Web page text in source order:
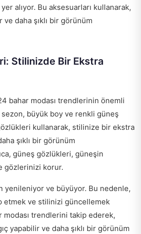
alıyor. Bu aksesuarları kullanarak,
daha şıklı bir görünüm
Stilinizde Bir Ekstra
bahar modası trendlerinin önemli
sezon, büyük boy ve renkli güneş
kullanarak, stilinize bir ekstra
şıklı bir görünüm
güneş gözlükleri, güneşin
gözlerinizi korur.
yenileniyor ve büyüyor. Bu nedenle,
etmek ve stilinizi güncellemek
trendlerini takip ederek,
yapabilir ve daha şıklı bir görünüm